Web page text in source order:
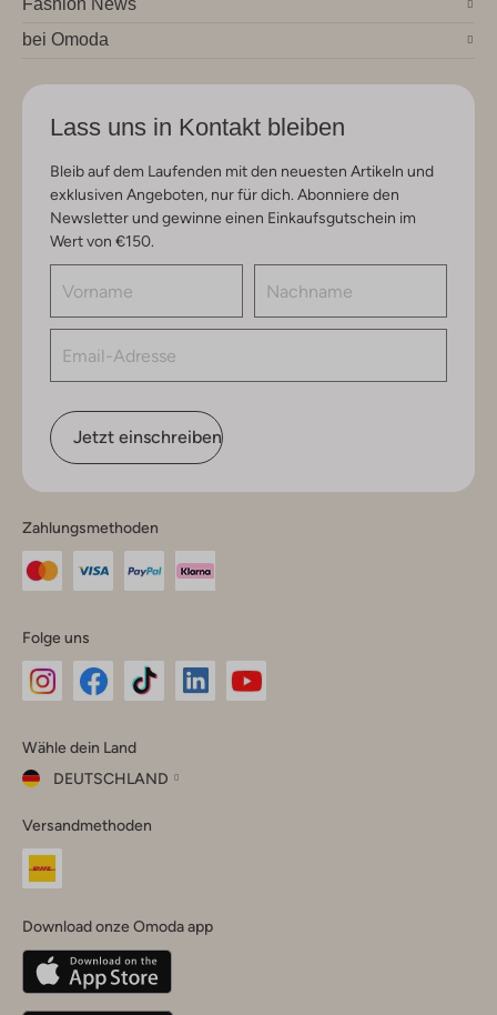
Fashion News
bei Omoda
Lass uns in Kontakt bleiben
Bleib auf dem Laufenden mit den neuesten Artikeln und
exklusiven Angeboten, nur für dich. Abonniere den
Newsletter und gewinne einen Einkaufsgutschein im
Wert von €150.
Jetzt einschreiben
Zahlungsmethoden
Folge uns
Instagram
Facebook
TikTok
Wähle dein Land
DEUTSCHLAND
dein
Land
Belgique(Français)
Deutschland
Versandmethoden
Download onze Omoda app